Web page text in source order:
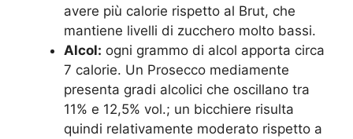
avere più calorie rispetto al Brut, che
mantiene livelli di zucchero molto bassi.
Alcol: ogni grammo di alcol apporta circa
7 calorie. Un Prosecco mediamente
presenta gradi alcolici che oscillano tra
11% e 12,5% vol.; un bicchiere risulta
quindi relativamente moderato rispetto a